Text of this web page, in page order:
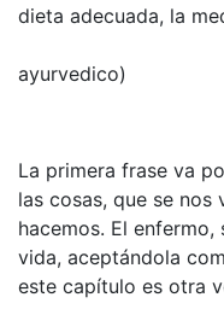
dieta adecuada, la
(Antiguo
ayurvedico)
La primera frase va
las cosas, que se
hacemos. El
vida, aceptándola
este capítulo es otra